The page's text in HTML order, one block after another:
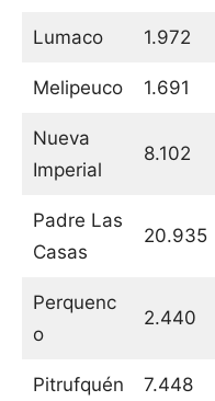
Lumaco 1.972
Melipeuco 1.691
Nueva
Imperial
8.102
Padre Las
Casas
20.935
Perquenc
o
2.440
Pitrufquén 7.448